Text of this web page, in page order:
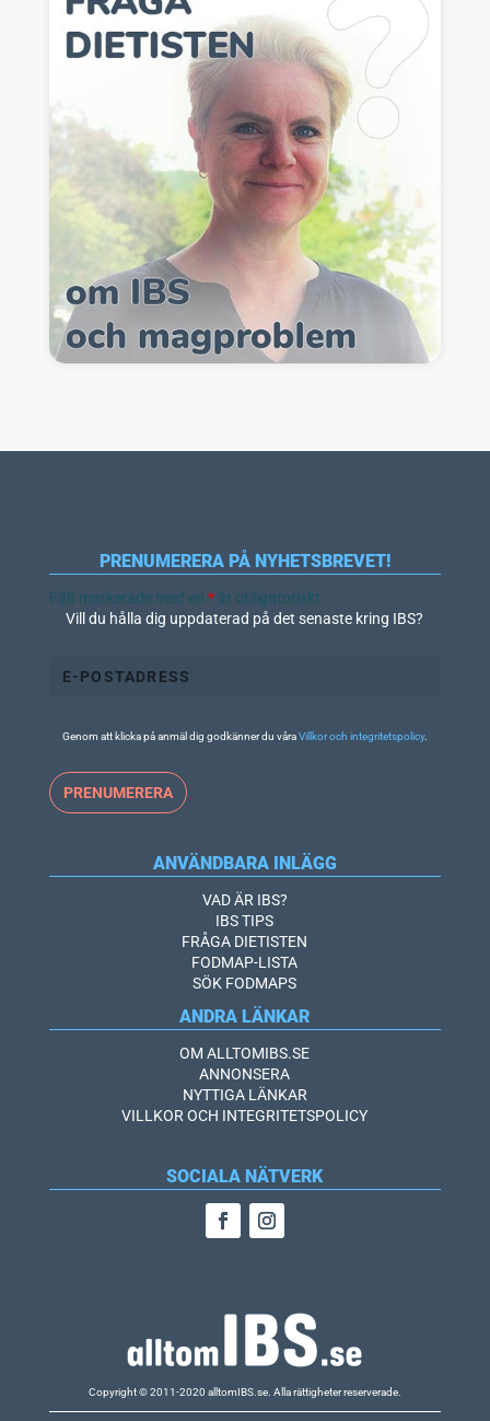
PRENUMERERA PÅ NYHETSBREVET!
Fält markerade med en *är obligatoriskt
Vill du hålla dig uppdaterad på det senaste kring IBS?
Genom att klicka på anmäl dig godkänner du våraVillkor och integritetspolicy.
ANVÄNDBARA INLÄGG
VAD ÄR IBS?
IBS TIPS
FRÅGA DIETISTEN
FODMAP-LISTA
SÖK FODMAPS
ANDRA LÄNKAR
OM ALLTOMIBS.SE
ANNONSERA
NYTTIGA LÄNKAR
VILLKOR OCH INTEGRITETSPOLICY
SOCIALA NÄTVERK
Copyright © 2011-2020 alltomIBS.se. Alla rättigheter reserverade.